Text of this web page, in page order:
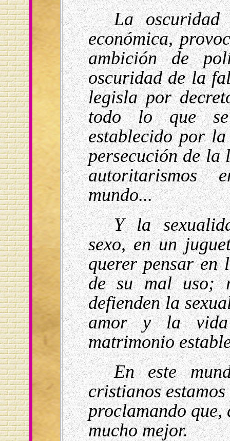
La
económica,
ambición de
oscuridad de la
legisla por
todo lo que
establecido por
persecución de la
autoritarismos
mundo...
Y la
sexo, en un
querer pensar en
de su mal uso;
defienden la
amor y la
matrimonio
En este
cristianos
proclamando que,
mucho mejor.